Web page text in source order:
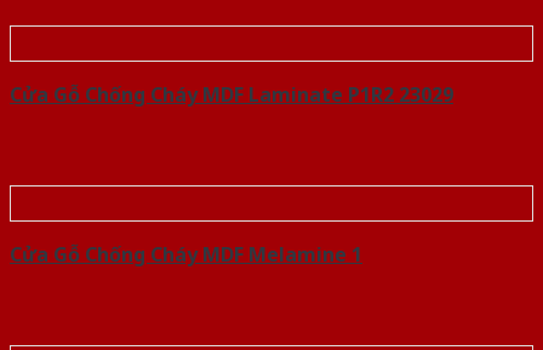
Cửa Gỗ Chống Cháy MDF Laminate P1R2 23029
Cửa Gỗ Chống Cháy MDF Melamine 1